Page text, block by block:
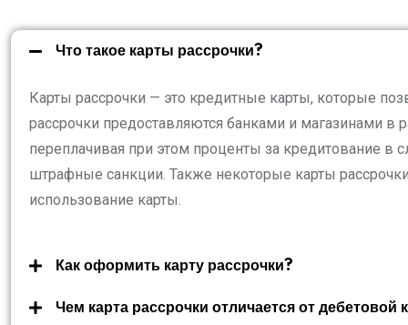
Что такое карты рассрочки?
Карты рассрочки — это кредитные карты, которые
рассрочки предоставляются банками и магазинами в
переплачивая при этом проценты за кредитование в
штрафные санкции. Также некоторые карты
использование карты.
Как оформить карту рассрочки?
Чем карта рассрочки отличается от дебетовой